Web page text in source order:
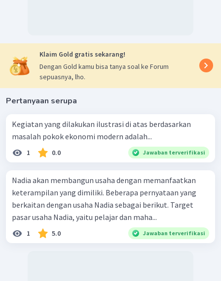
Klaim Gold gratis sekarang!
Dengan Gold kamu bisa tanya soal ke Forum
sepuasnya, lho.
Pertanyaan serupa
Kegiatan yang dilakukan ilustrasi di atas berdasarkan
masalah pokok ekonomi modern adalah...
1 0.0 Jawaban terverifikasi
Nadia akan membangun usaha dengan memanfaatkan
keterampilan yang dimiliki. Beberapa pernyataan yang
berkaitan dengan usaha Nadia sebagai berikut. Target
pasar usaha Nadia, yaitu pelajar dan maha...
1 5.0 Jawaban terverifikasi